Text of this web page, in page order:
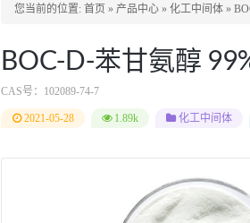
您当前的位置: 首页 » 产品中心 » 化工中间体 »
BOC-D-苯甘氨醇
CAS号： 102089-74-7
2021-05-28 1.89k 化工中间体